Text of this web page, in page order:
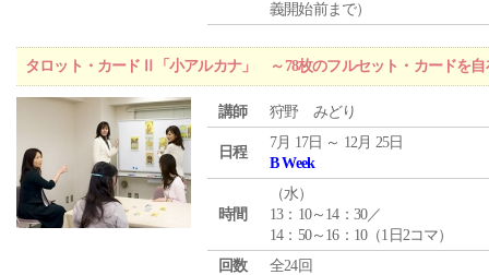
義開始前まで）
タロット・カードⅡ「小アルカナ」 ～78枚のフルセット・カードを自
講師 狩野 みどり
日程
7月 17日 ～ 12月 25日
B Week
時間
（水）
13：10～14：30／
14：50～16：10（1日2コマ）
回数
全24回